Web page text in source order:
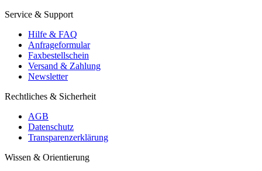
Service & Support
Hilfe & FAQ
Anfrageformular
Faxbestellschein
Versand & Zahlung
Newsletter
Rechtliches & Sicherheit
AGB
Datenschutz
Transparenzerklärung
Wissen & Orientierung